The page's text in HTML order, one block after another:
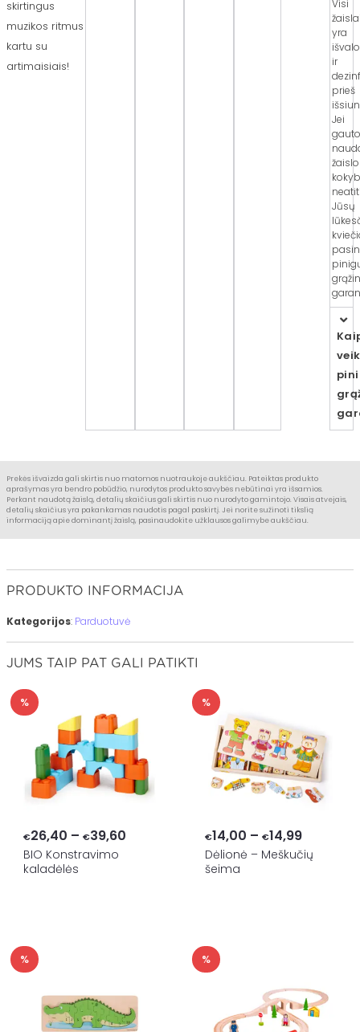
skirtingus
muzikos ritmus
kartu su
artimaisiais!
Visi
yra
ir
prieš
Jei
žaislo
Jūsų
Prekės išvaizda gali skirtis nuo matomos nuotraukoje aukščiau. Pateiktas produkto
aprašymas yra bendro pobūdžio, nurodytos produkto savybės nebūtinai yra išsamios.
Perkant naudotą žaislą, detalių skaičius gali skirtis nuo nurodyto gamintojo. Visais atvejais,
detalių skaičius yra pakankamas naudotis pagal paskirtį. Jei norite sužinoti tikslią
informaciją apie dominantį žaislą, pasinaudokite užklausos galimybe aukščiau.
PRODUKTO INFORMACIJA
Kategorijos: Parduotuvė
JUMS TAIP PAT GALI PATIKTI
%
€26,40 – €39,60Price
BIO Konstravimo
kaladėlės
%
€14,00 – €14,99Price
range:
Dėlionė – Meškučių
šeima
% %